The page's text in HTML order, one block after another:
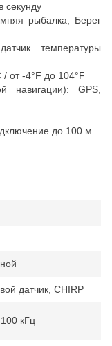
секунду
рыбалка, Берег
температуры
/ от -4°F до 104°F
навигации): GPS,
до 100 м
датчик, CHIRP
кГц